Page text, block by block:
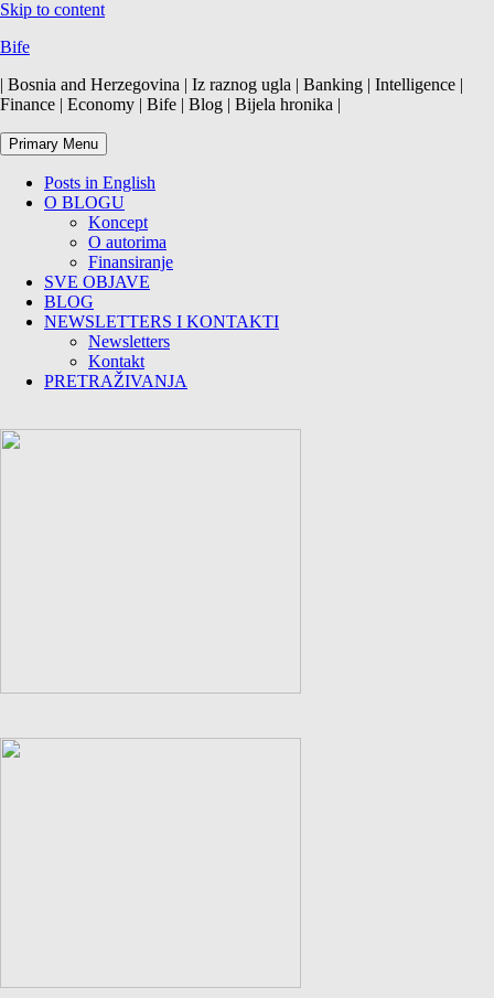
Skip to content
Bife
| Bosnia and Herzegovina | Iz raznog ugla | Banking | Intelligence |
Finance | Economy | Bife | Blog | Bijela hronika |
Primary Menu
Posts in English
O BLOGU
Koncept
O autorima
Finansiranje
SVE OBJAVE
BLOG
NEWSLETTERS I KONTAKTI
Newsletters
Kontakt
PRETRAŽIVANJA